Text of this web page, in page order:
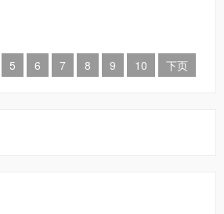
5 6 7 8 9 10 下页